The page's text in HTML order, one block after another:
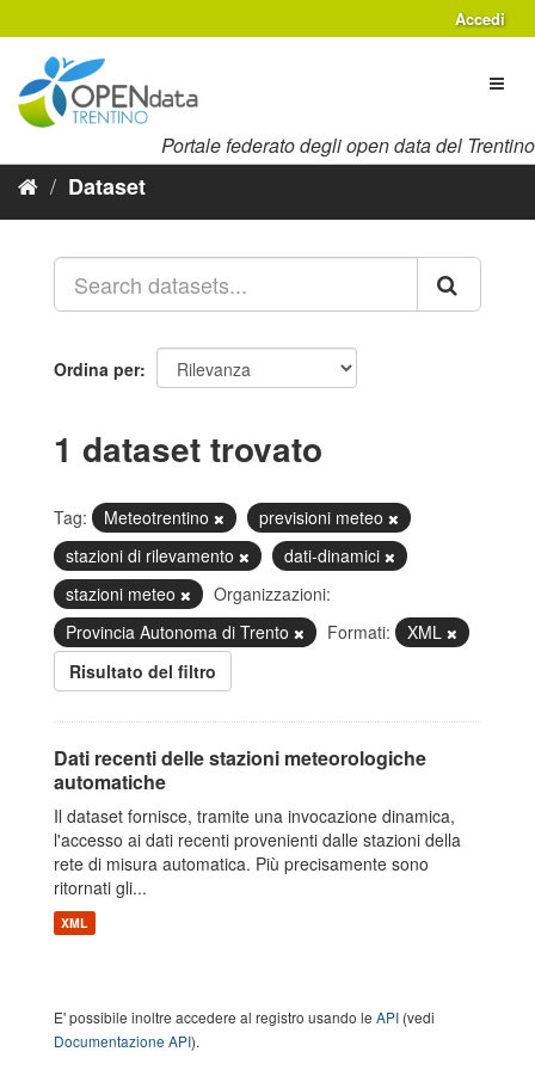
al
contenuto
Accedi
Portale federato degli open data del Trentino
Dataset
Ordina per
1 dataset trovato
Tag: Meteotrentino
previsioni meteo
stazioni di rilevamento
dati-dinamici
stazioni meteo
Organizzazioni:
Provincia Autonoma di Trento
Formati:
XML
Risultato del filtro
Dati recenti delle stazioni meteorologiche
automatiche
Il dataset fornisce, tramite una invocazione dinamica,
l'accesso ai dati recenti provenienti dalle stazioni della
rete di misura automatica. Più precisamente sono
ritornati gli...
XML
E' possibile inoltre accedere al registro usando le API (vedi
Documentazione API).